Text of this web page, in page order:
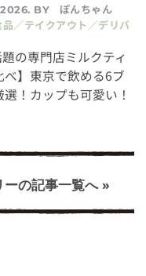
BY
ぽんちゃん
／テイクアウト／デリバ
題の専門店ミルクティ
べ】東京で飲める6ブ
！カップも可愛い！
の記事一覧へ »